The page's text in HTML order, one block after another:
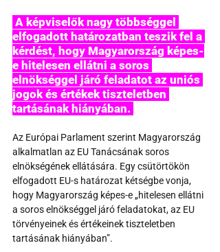
elfogadott határozatban teszik fel a
kérdést, hogy Magyarország képes-
e hitelesen ellátni a soros
elnökséggel járó feladatot az uniós
jogok és értékek tiszteletben
tartásának hiányában.
Az Európai Parlament szerint Magyarország
alkalmatlan az EU Tanácsának soros
elnökségének ellátására. Egy csütörtökön
elfogadott EU-s határozat kétségbe vonja,
hogy Magyarország képes-e „hitelesen ellátni
a soros elnökséggel járó feladatokat, az EU
törvényeinek és értékeinek tiszteletben
tartásának hiányában”.